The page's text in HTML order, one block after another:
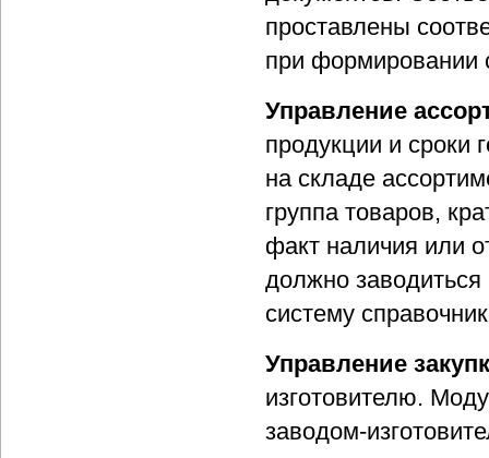
проставлены
при формировании
Управление
продукции и сроки
на складе
группа товаров,
факт наличия или
должно заводиться
систему
Управление
изготовителю.
заводом-